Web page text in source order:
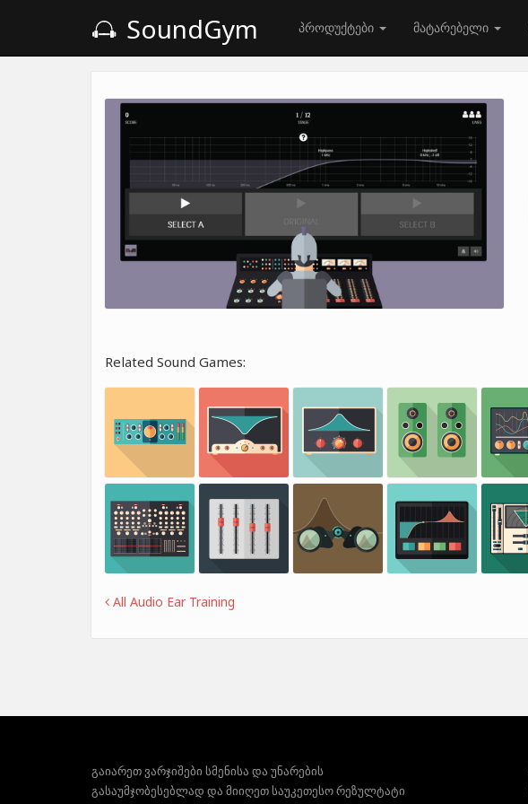
SoundGym პროდუქტები მატარებელი
Related Sound Games:
All Audio Ear Training
გაიარეთ ვარჯიშები სმენისა და უნარების
გასაუმჯობესებლად და მიიღეთ საუკეთესო რეზულტატი